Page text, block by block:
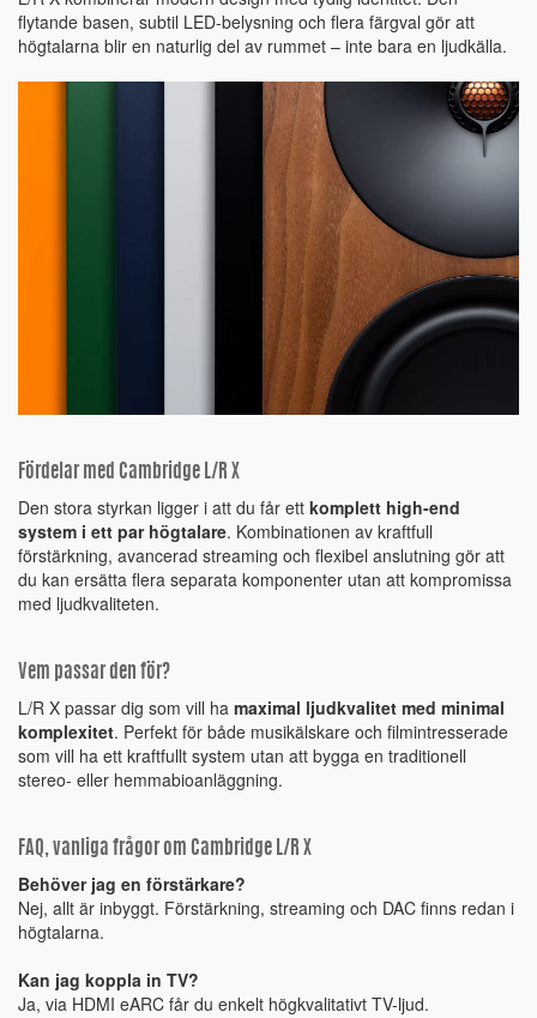
flytande basen, subtil LED-belysning och flera färgval gör att
högtalarna blir en naturlig del av rummet – inte bara en ljudkälla.
Fördelar med Cambridge L/R X
Den stora styrkan ligger i att du får ett komplett high-end
system i ett par högtalare. Kombinationen av kraftfull
förstärkning, avancerad streaming och flexibel anslutning gör att
du kan ersätta flera separata komponenter utan att kompromissa
med ljudkvaliteten.
Vem passar den för?
L/R X passar dig som vill ha maximal ljudkvalitet med minimal
komplexitet. Perfekt för både musikälskare och filmintresserade
som vill ha ett kraftfullt system utan att bygga en traditionell
stereo- eller hemmabioanläggning.
FAQ, vanliga frågor om Cambridge L/R X
Behöver jag en förstärkare?
Nej, allt är inbyggt. Förstärkning, streaming och DAC finns redan i
högtalarna.
Kan jag koppla in TV?
Ja, via HDMI eARC får du enkelt högkvalitativt TV-ljud.